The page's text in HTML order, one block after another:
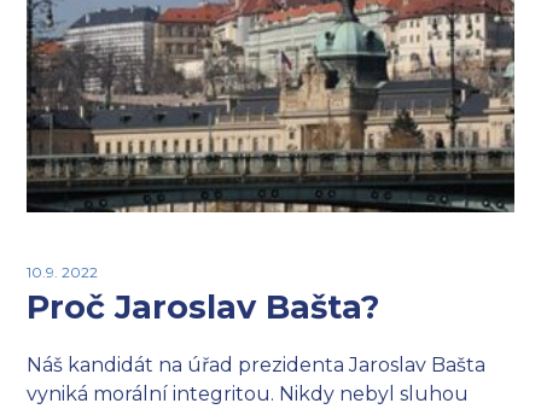
10.9. 2022
Proč Jaroslav Bašta?
Náš kandidát na úřad prezidenta Jaroslav Bašta
vyniká morální integritou. Nikdy nebyl sluhou